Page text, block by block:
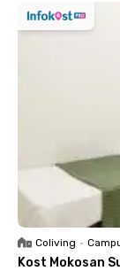
Coliving •
Kost Mokosan